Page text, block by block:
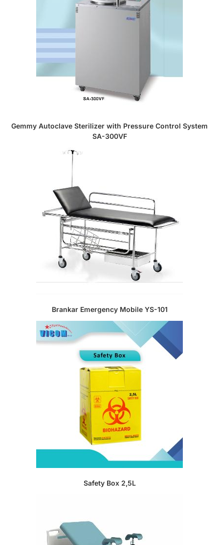
Gemmy Autoclave Sterilizer with Pressure Control System
SA-300VF
Brankar Emergency Mobile YS-101
Safety Box 2,5L